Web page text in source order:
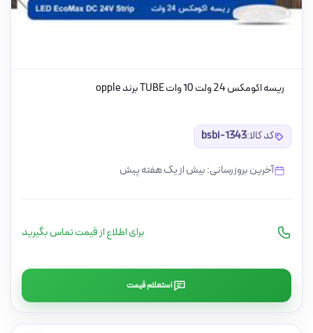
ریسه اکومکس 24 ولت 10 وات TUBE برند opple
کد کالا:bsbi-1343
آخرین بروزرسانی: بیش از یک هفته پیش
برای اطلاع از قیمت تماس بگیرید
استعلام قیمت